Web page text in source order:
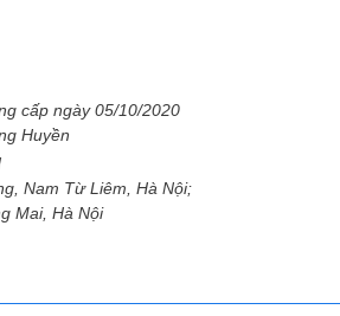
cấp ngày 05/10/2020
Huyền
Nam Từ Liêm, Hà Nội;
Mai, Hà Nội